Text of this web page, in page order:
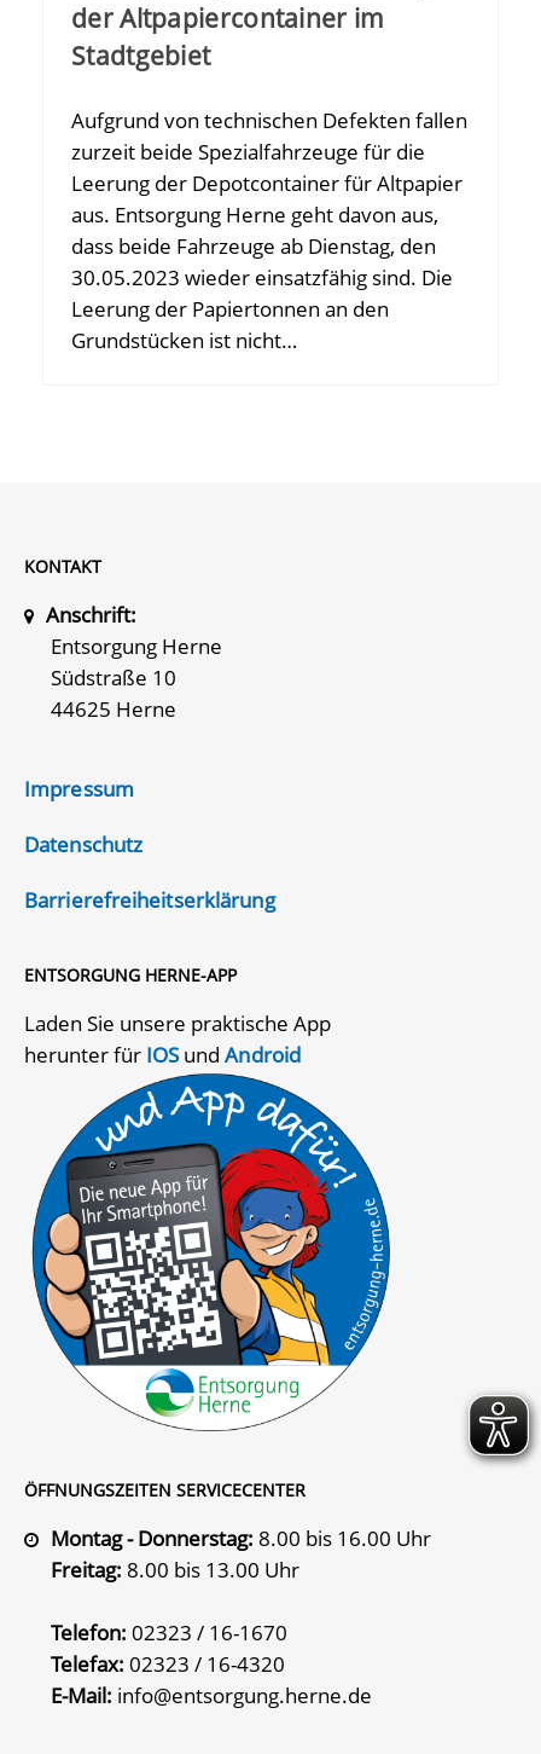
der Altpapiercontainer im
Stadtgebiet
Aufgrund von technischen Defekten fallen
zurzeit beide Spezialfahrzeuge für die
Leerung der Depotcontainer für Altpapier
aus. Entsorgung Herne geht davon aus,
dass beide Fahrzeuge ab Dienstag, den
30.05.2023 wieder einsatzfähig sind. Die
Leerung der Papiertonnen an den
Grundstücken ist nicht…
KONTAKT
Anschrift:
Entsorgung Herne
Südstraße 10
44625 Herne
Impressum
Datenschutz
Barrierefreiheitserklärung
ENTSORGUNG HERNE-APP
Laden Sie unsere praktische App
herunter für IOSundAndroid
ÖFFNUNGSZEITEN SERVICECENTER
Montag - Donnerstag: 8.00 bis 16.00 Uhr
Freitag: 8.00 bis 13.00 Uhr
Telefon: 02323 / 16-1670
Telefax: 02323 / 16-4320
E-Mail: info@entsorgung.herne.de